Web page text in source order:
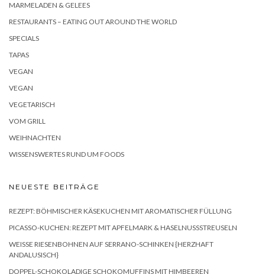
MARMELADEN & GELEES
RESTAURANTS – EATING OUT AROUND THE WORLD
SPECIALS
TAPAS
VEGAN
VEGAN
VEGETARISCH
VOM GRILL
WEIHNACHTEN
WISSENSWERTES RUND UM FOODS
NEUESTE BEITRÄGE
REZEPT: BÖHMISCHER KÄSEKUCHEN MIT AROMATISCHER FÜLLUNG
PICASSO-KUCHEN: REZEPT MIT APFELMARK & HASELNUSSSTREUSELN
WEISSE RIESENBOHNEN AUF SERRANO-SCHINKEN {HERZHAFT A
NDALUSISCH}
DOPPEL-SCHOKOLADIGE SCHOKOMUFFINS MIT HIMBEEREN